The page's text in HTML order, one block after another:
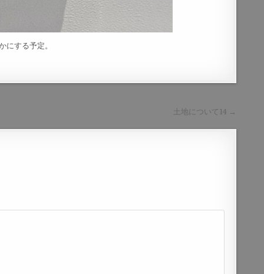
にする予定。
土地について14 →